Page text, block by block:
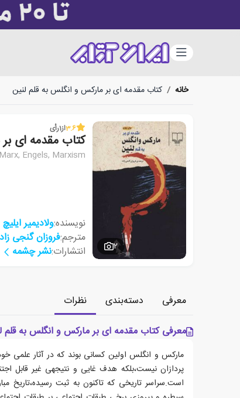
دسته‌بندی
خانه / کتاب مقدمه ای بر مارکس و انگلس به قلم لنین
2
3.6از1رأی
کتاب مقدمه ای
Engels, Marxism
نویسنده:ولادیمیر
مترجم:فروزان گنجی
انتشارات:نشر چشمه
معرفی دسته‌بندی
نظرات
معرفی کتاب مقدمه ای بر مارکس و انگلس به قلم
مارکس و انگلس اولین کسانی بوند که در آثار علمی
پردازان نیست،بلکه هدف غایی و نتیجه­ی غیر قابل
است.سراسر تاریخی که تاکنون به ثبت رسیده،تاریخ